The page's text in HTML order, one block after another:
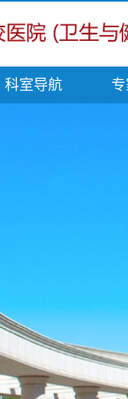
科室导航